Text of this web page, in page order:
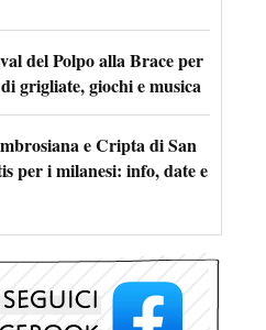
del Polpo alla Brace per
grigliate, giochi e musica
e Cripta di San
per i milanesi: info, date e